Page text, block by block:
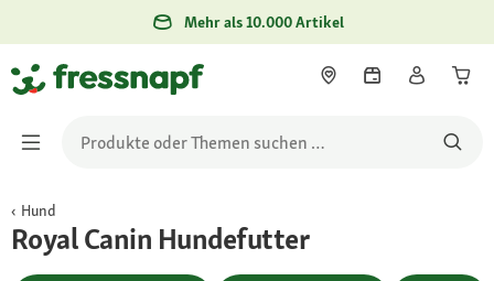
Mehr als 10.000 Artikel
Hund
Royal Canin Hundefutter